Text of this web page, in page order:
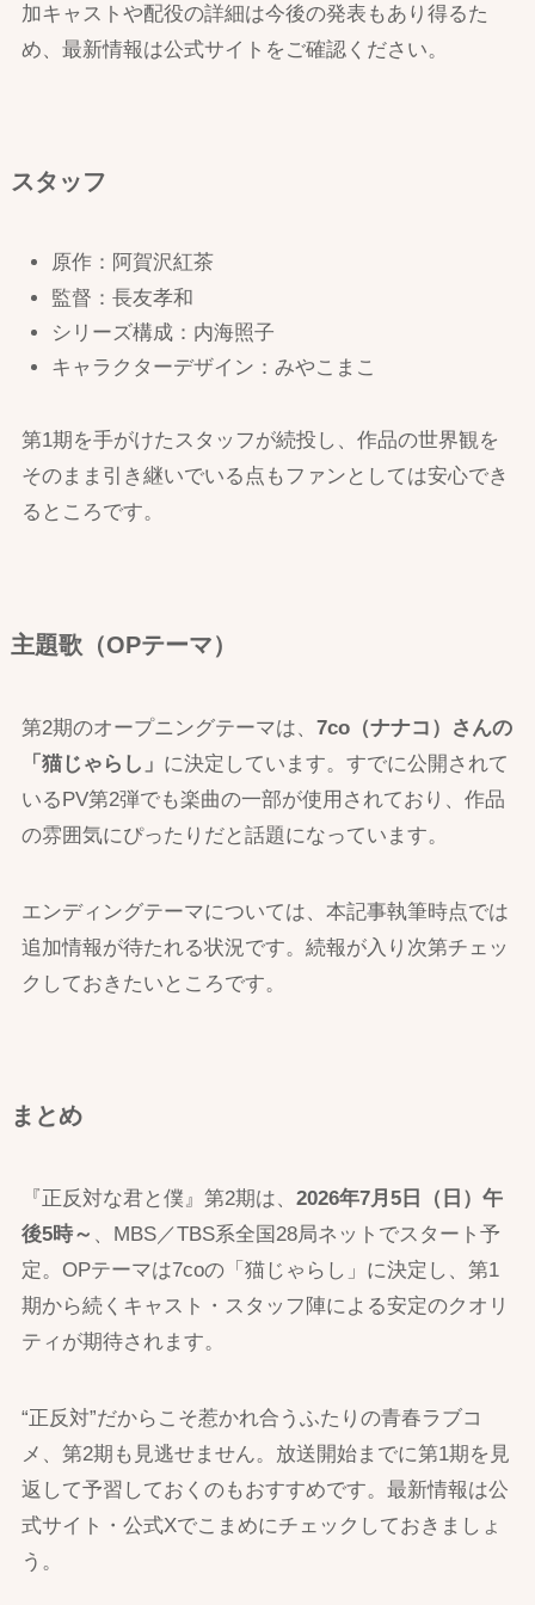
加キャストや配役の詳細は今後の発表もあり得るた
め、最新情報は公式サイトをご確認ください。
スタッフ
原作：阿賀沢紅茶
監督：長友孝和
シリーズ構成：内海照子
キャラクターデザイン：みやこまこ
第1期を手がけたスタッフが続投し、作品の世界観を
そのまま引き継いでいる点もファンとしては安心でき
るところです。
主題歌（OPテーマ）
第2期のオープニングテーマは、 7co（ナナコ）さんの
「猫じゃらし」 に決定しています。すでに公開されて
いるPV第2弾でも楽曲の一部が使用されており、作品
の雰囲気にぴったりだと話題になっています。
エンディングテーマについては、本記事執筆時点では
追加情報が待たれる状況です。続報が入り次第チェッ
クしておきたいところです。
まとめ
『正反対な君と僕』第2期は、 2026年7月5日（日）午
後5時～ 、MBS／TBS系全国28局ネットでスタート予
定。OPテーマは7coの「猫じゃらし」に決定し、第1
期から続くキャスト・スタッフ陣による安定のクオリ
ティが期待されます。
“正反対”だからこそ惹かれ合うふたりの青春ラブコ
メ、第2期も見逃せません。放送開始までに第1期を見
返して予習しておくのもおすすめです。最新情報は公
式サイト・公式Xでこまめにチェックしておきましょ
う。